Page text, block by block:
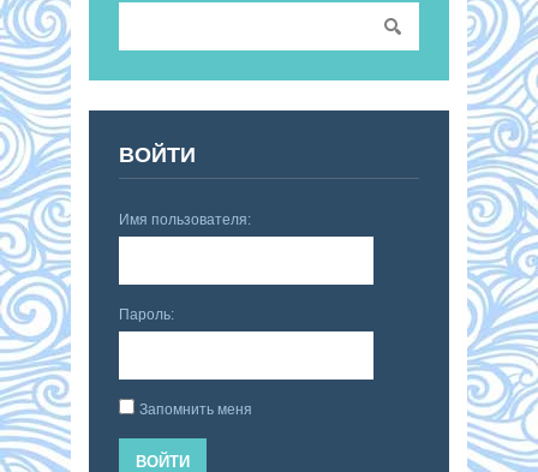
ВОЙТИ
Имя пользователя:
Пароль:
Запомнить меня
ВОЙТИ